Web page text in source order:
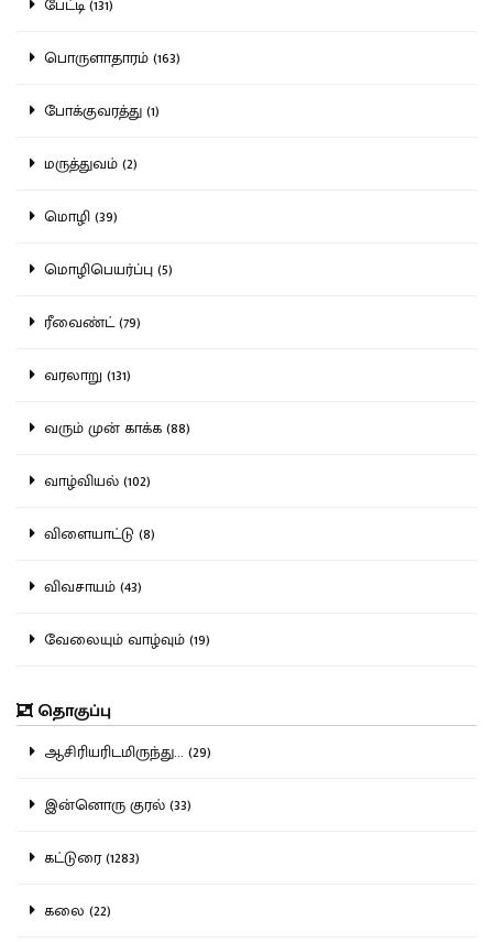
பேட்டி (131)
பொருளாதாரம் (163)
போக்குவரத்து (1)
மருத்துவம் (2)
மொழி (39)
மொழிபெயர்ப்பு (5)
ரீவைண்ட் (79)
வரலாறு (131)
வரும் முன் காக்க (88)
வாழ்வியல் (102)
விளையாட்டு (8)
விவசாயம் (43)
வேலையும் வாழ்வும் (19)
தொகுப்பு
ஆசிரியரிடமிருந்து... (29)
இன்னொரு குரல் (33)
கட்டுரை (1283)
கலை (22)